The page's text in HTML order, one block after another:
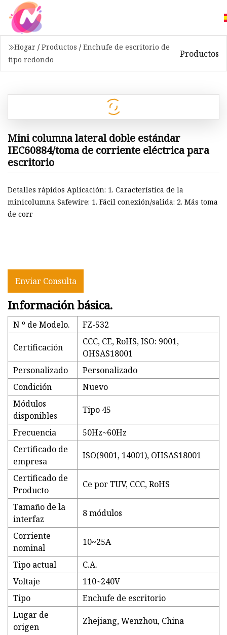
Hogar / Productos / Enchufe de escritorio de
tipo redondo
Productos
Mini columna lateral doble estándar
IEC60884/toma de corriente eléctrica para
escritorio
Detalles rápidos Aplicación: 1. Característica de la
minicolumna Safewire: 1. Fácil conexión/salida: 2. Más toma
de corr
Enviar Consulta
Información básica.
N º de Modelo. FZ-532
Certificación
CCC, CE, RoHS, ISO: 9001,
OHSAS18001
Personalizado
Personalizado
Condición
Nuevo
Módulos
disponibles
Tipo 45
Frecuencia
50Hz~60Hz
Certificado de
empresa
ISO(9001, 14001), OHSAS18001
Certificado de
Producto
Ce por TUV, CCC, RoHS
Tamaño de la
interfaz
8 módulos
Corriente
nominal
10~25A
Tipo actual
C.A.
Voltaje
110~240V
Tipo
Enchufe de escritorio
Lugar de
origen
Zhejiang, Wenzhou, China